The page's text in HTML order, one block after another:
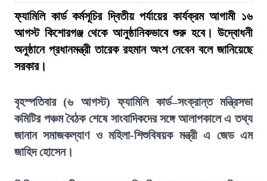
ফ্যামিলি কার্ড কর্মসূচির দ্বিতীয় পর্যায়ের কার্যক্রম আগামী ১৬
আগস্ট কিশোরগঞ্জ থেকে আনুষ্ঠানিকভাবে শুরু হবে। উদ্বোধনী
অনুষ্ঠানে প্রধানমন্ত্রী তারেক রহমান অংশ নেবেন বলে জানিয়েছে
সরকার।
বৃহস্পতিবার (৬ আগস্ট) ফ্যামিলি কার্ড–সংক্রান্ত মন্ত্রিসভা
কমিটির পঞ্চম বৈঠক শেষে সাংবাদিকদের সঙ্গে আলাপকালে এ তথ্য
জানান সমাজকল্যাণ ও মহিলা-শিশুবিষয়ক মন্ত্রী এ জেড এম
জাহিদ হোসেন।